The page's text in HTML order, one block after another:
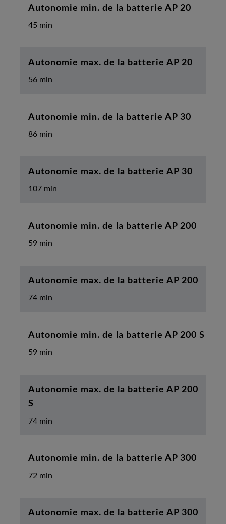
Autonomie min. de la batterie AP 20
45 min
Autonomie max. de la batterie AP 20
56 min
Autonomie min. de la batterie AP 30
86 min
Autonomie max. de la batterie AP 30
107 min
Autonomie min. de la batterie AP 200
59 min
Autonomie max. de la batterie AP 200
74 min
Autonomie min. de la batterie AP 200 S
59 min
Autonomie max. de la batterie AP 200
S
74 min
Autonomie min. de la batterie AP 300
72 min
Autonomie max. de la batterie AP 300